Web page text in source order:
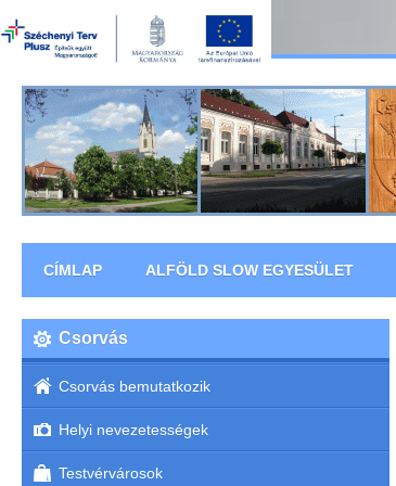
CÍMLAP ALFÖLD SLOW EGYESÜLET
Csorvás
Csorvás bemutatkozik
Helyi nevezetességek
Testvérvárosok